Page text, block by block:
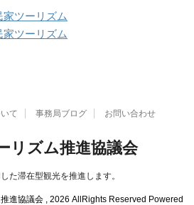
ツーリズム
ツーリズム
て 事務局ブログ お問い合わせ
リズム推進協議会
た滞在型観光を推進します。
進協議会 , 2026 AllRights Reserved Powered